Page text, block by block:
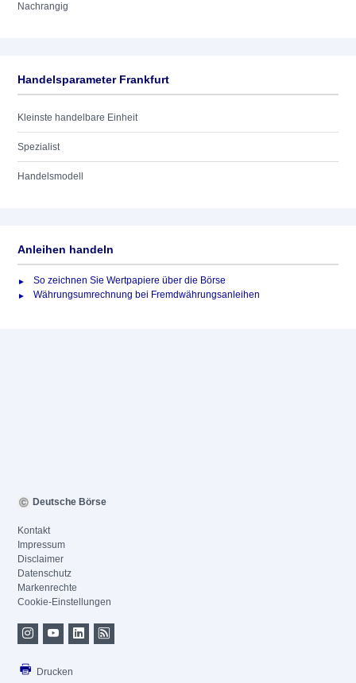
Nachrangig
Handelsparameter Frankfurt
Kleinste handelbare Einheit
Spezialist
Handelsmodell
Anleihen handeln
So zeichnen Sie Wertpapiere über die Börse
Währungsumrechnung bei Fremdwährungsanleihen
Deutsche Börse
Kontakt
Impressum
Disclaimer
Datenschutz
Markenrechte
Cookie-Einstellungen
Drucken